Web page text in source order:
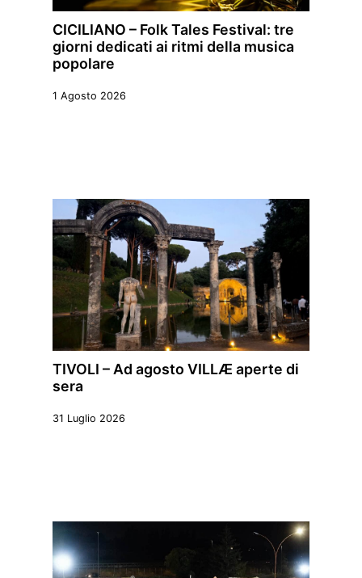
CICILIANO – Folk Tales Festival: tre
giorni dedicati ai ritmi della musica
popolare
1 Agosto 2026
TIVOLI – Ad agosto VILLÆ aperte di
sera
31 Luglio 2026